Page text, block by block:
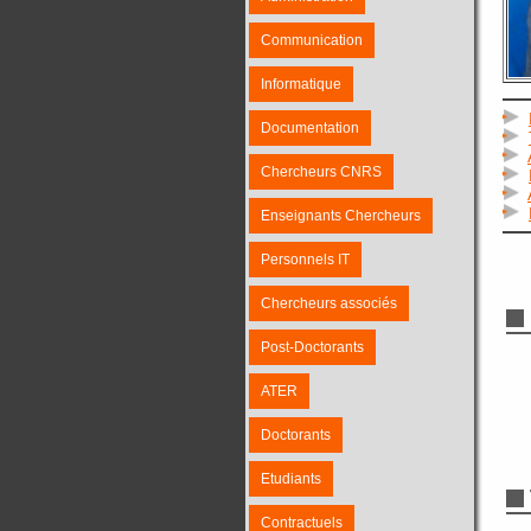
Communication
Informatique
Documentation
Chercheurs CNRS
Enseignants Chercheurs
Personnels IT
Chercheurs associés
Post-Doctorants
ATER
Doctorants
Etudiants
Contractuels